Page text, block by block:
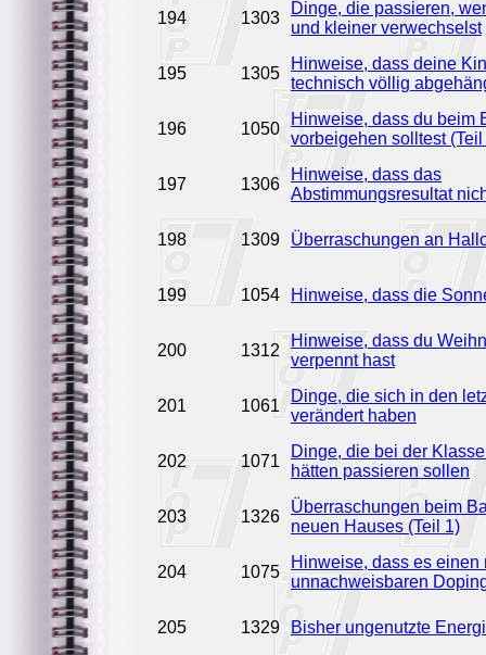
194 1303
Dinge, die passieren,
und kleiner verwechselst
195 1305
Hinweise, dass deine
technisch völlig
196 1050
Hinweise, dass du beim
vorbeigehen solltest (Teil
197 1306
Hinweise, dass das
Abstimmungsresultat
198 1309 Überraschungen an
199 1054 Hinweise, dass die
200 1312
Hinweise, dass du
verpennt hast
201 1061
Dinge, die sich in den
verändert haben
202 1071
Dinge, die bei der
hätten passieren sollen
203 1326
Überraschungen beim
neuen Hauses (Teil 1)
204 1075
Hinweise, dass es einen
unnachweisbaren
205 1329 Bisher ungenutzte